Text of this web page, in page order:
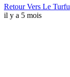
Retour Vers Le Turfu
il y a 5 mois